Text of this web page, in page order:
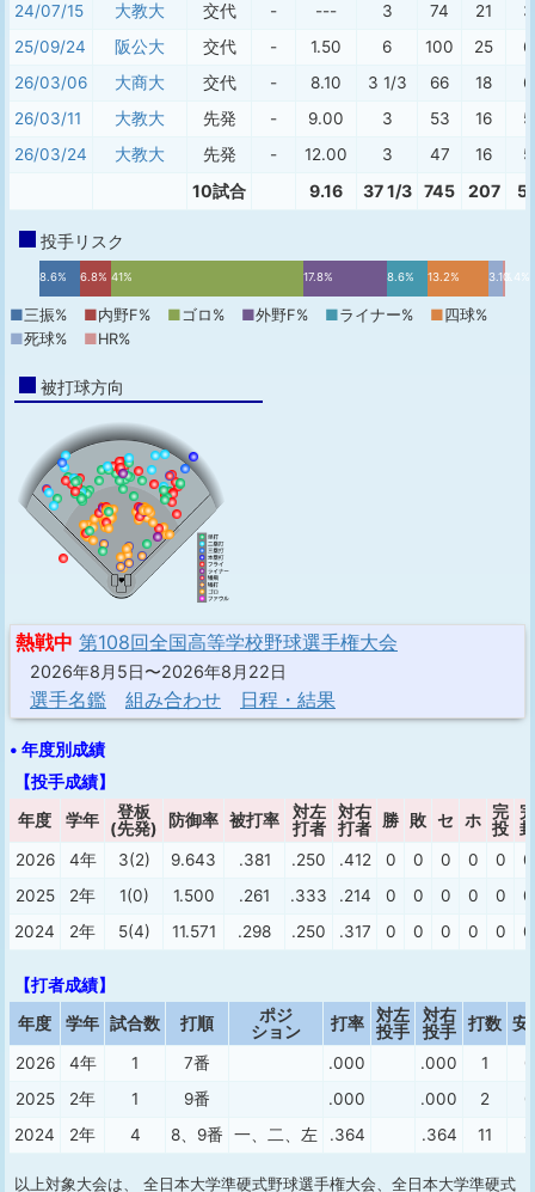
24/07/15
大教大 交代 - --- 3 74 21
3
25/09/24
阪公大 交代 - 1.50 6 100 25
6
26/03/06
大商大 交代 - 8.10 3 1/3 66 18
6
26/03/11
大教大 先発 - 9.00 3 53 16
5
26/03/24
大教大 先発 - 12.00 3 47 16 5
10試合 9.16 37 1/3 745 207
投手リスク
8.6% 6.8% 41% 17.8% 8.6% 13.2% 3.1%0.4%
■三振% ■内野F% ■ゴロ% ■外野F% ■ライナー% ■ 四球%
■死球% ■HR%
被打球方向
熱戦中 第108回全国高等学校野球選手権大会
2026年8月5日〜2026年8月22日
選手名鑑 組み合わせ 日程・結果
• 年度別成績
【投手成績】
年度
学年
登板
(先発)
防御率 被打率
対左
打者
対右
打者
勝 敗 セ ホ
完
投
完
封
2026
4年 3(2) 9.643 .381 .250 .412 0 0 0 0 0
0
2025
2年 1(0) 1.500 .261 .333 .214 0 0 0 0 0
0
2024
2年 5(4) 11.571 .298 .250 .317 0 0 0 0 0 0
【打者成績】
年度
学年 試合数 打順
ポジ
ション
打率
対左
投手
対右
投手
打数 安
2026 4年 1 7番 .000 .000 1
0
2025
2年 1 9番 .000 .000 2
0
2024
2年 4 8、9番 一、二、左 .364 .364 11 4
以上対象大会は、 全日本大学準硬式野球選手権大会、全日本大学準硬式